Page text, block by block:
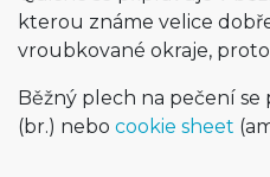
kterou známe velice
vroubkované okraje, proto
Běžný plech na pečení se
(br.) nebo cookie sheet